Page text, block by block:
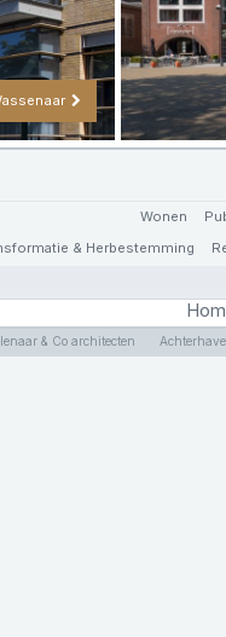
& Herbestemming
Wonen
& Co architecten